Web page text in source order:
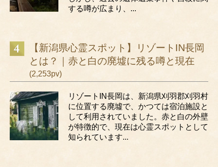
する噂が広まり、...
【新潟県心霊スポット】リゾートIN長岡
とは？｜赤と白の廃墟に残る噂と現在
(2,253pv)
リゾートIN長岡は、新潟県刈羽郡刈羽村
に位置する廃墟で、かつては宿泊施設と
して利用されていました。赤と白の外壁
が特徴的で、現在は心霊スポットとして
知られています...